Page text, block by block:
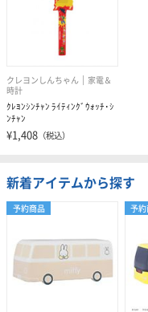
クレヨンしんちゃん
家電＆
時計
ｸﾚﾖﾝｼﾝﾁｬﾝ ﾗｲﾃｨﾝｸﾞｳｫｯﾁ･ｼ
ﾝﾁｬﾝ
¥1,408 （税込）
新着アイテムから探す
予約商品 予約